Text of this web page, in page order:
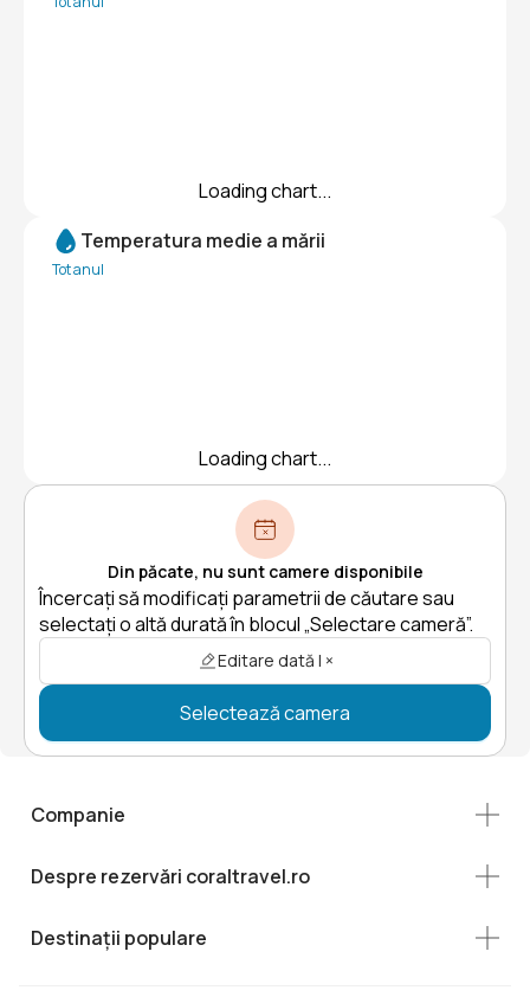
Loading chart...
Temperatura medie a mării
Tot anul
Loading chart...
Din păcate, nu sunt camere disponibile
Încercați să modificați parametrii de căutare sau
selectați o altă durată în blocul „Selectare cameră”.
Editare dată | ×
Selectează camera
Companie
Despre rezervări coraltravel.ro
Destinații populare